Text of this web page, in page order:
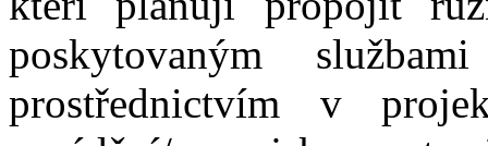
poskytovaným
prostřednictvím v